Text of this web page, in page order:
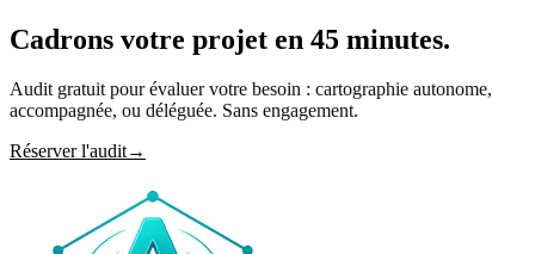
Cadrons votre projet en 45 minutes.
Audit gratuit pour évaluer votre besoin : cartographie autonome,
accompagnée, ou déléguée. Sans engagement.
Réserver l'audit→